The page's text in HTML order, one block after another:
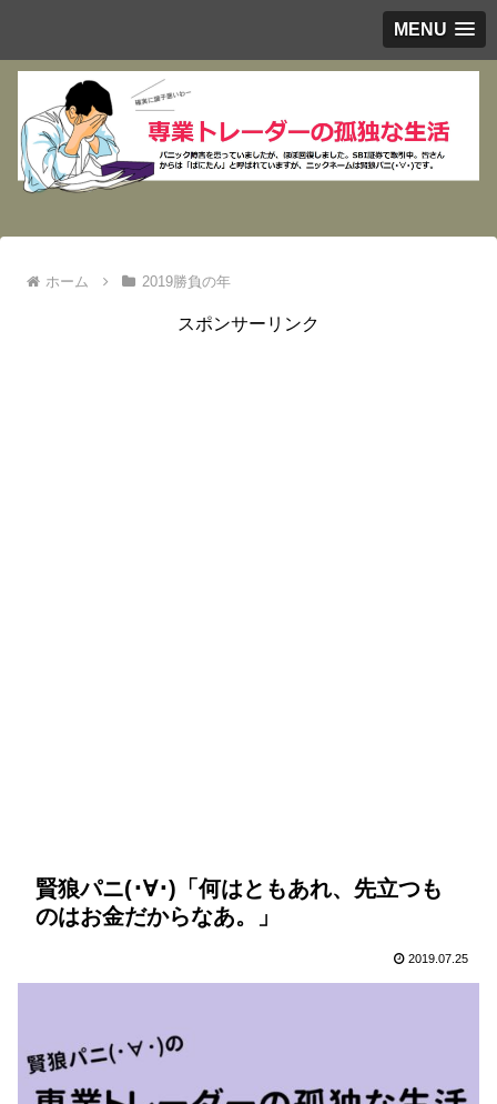
MENU
ホーム 2019勝負の年
スポンサーリンク
賢狼パニ(･∀･)「何はともあれ、先立つも
のはお金だからなあ。」
2019.07.25